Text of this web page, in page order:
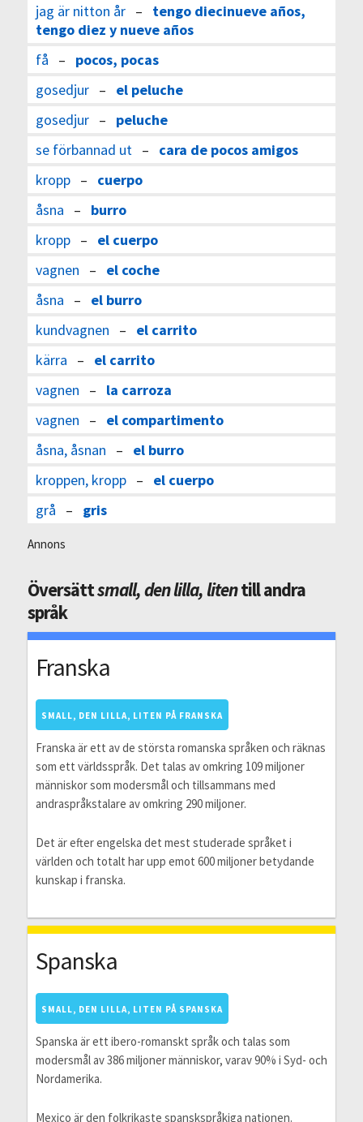
jag är nitton år– tengo diecinueve años,
tengo diez y nueve años
få – pocos, pocas
gosedjur– el peluche
gosedjur– peluche
se förbannad ut– cara de pocos amigos
kropp– cuerpo
åsna – burro
kropp– el cuerpo
vagnen – el coche
åsna – el burro
kundvagnen – el carrito
kärra – el carrito
vagnen – la carroza
vagnen – el compartimento
åsna, åsnan – el burro
kroppen, kropp– el cuerpo
grå – gris
Annons
Översättsmall, den lilla, litentill andra
språk
Franska
SMALL, DEN LILLA, LITEN PÅ FRANSKA
Franska är ett av de största romanska språken och räknas
som ett världsspråk. Det talas av omkring 109 miljoner
människor som modersmål och tillsammans med
andraspråkstalare av omkring 290 miljoner.
Det är efter engelska det mest studerade språket i
världen och totalt har upp emot 600 miljoner betydande
kunskap i franska.
Spanska
SMALL, DEN LILLA, LITEN PÅ SPANSKA
Spanska är ett ibero-romanskt språk och talas som
modersmål av 386 miljoner människor, varav 90% i Syd- och
Nordamerika.
Mexico är den folkrikaste spanskspråkiga nationen.